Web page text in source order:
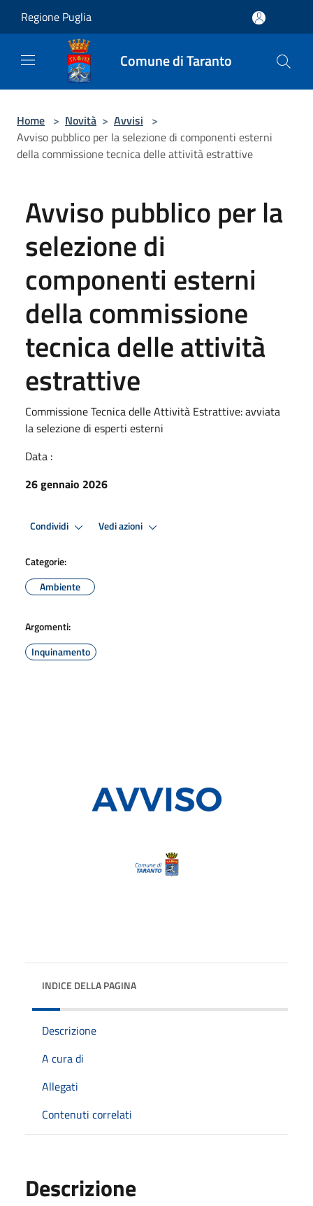
Regione Puglia
Comune di Taranto
Home > Novità > Avvisi >
Avviso pubblico per la selezione di componenti esterni
della commissione tecnica delle attività estrattive
Avviso pubblico per la
selezione di
componenti esterni
della commissione
tecnica delle attività
estrattive
Commissione Tecnica delle Attività Estrattive: avviata
la selezione di esperti esterni
Data :
26 gennaio 2026
Condividi Vedi azioni
Categorie:
Ambiente
Argomenti:
Inquinamento
INDICE DELLA PAGINA
Descrizione
A cura di
Allegati
Contenuti correlati
Descrizione